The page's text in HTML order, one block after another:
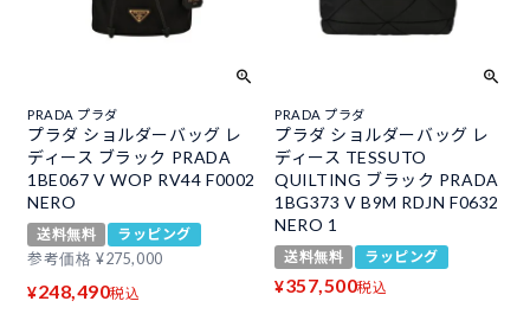
PRADA プラダ
プラダ ショルダーバッグ レ
ディース ブラック PRADA
1BE067 V WOP RV44 F0002
NERO
送料無料
ラッピング
参考価格 ¥275,000
¥248,490税込
PRADA プラダ
プラダ ショルダーバッグ レ
ディース TESSUTO
QUILTING ブラック PRADA
1BG373 V B9M RDJN F0632
NERO 1
送料無料 ラッピング
¥357,500税込